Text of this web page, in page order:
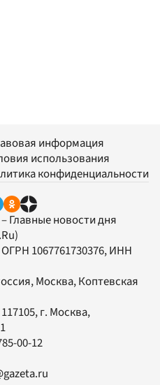
информация
использования
конфиденциальности
Главные новости дня
ОГРН 1067761730376, ИНН
Москва, Коптевская
117105, г. Москва,
00-12